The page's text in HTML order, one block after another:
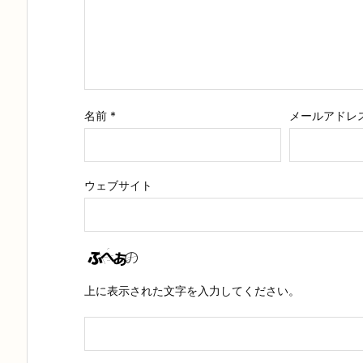
名前 * メールアド
ウェブサイト
上に表示された文字を入力してください。